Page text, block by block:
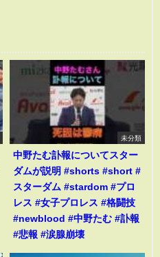
未分類
中野たむ訃報についてスター
ダムが説明 #shorts #short #
スターダム #stardom #プロ
レス #女子プロレス #格闘技
#newblood #中野たむ #訃報
#悲報 #涙腺崩壊